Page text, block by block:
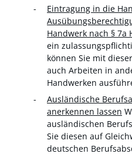
Eintragung in die
Handwerk nach § 7a
ein
können Sie mit
auch Arbeiten in
Handwerken
Ausländische
anerkennen lassen
ausländischen
Sie diesen auf
deutschen